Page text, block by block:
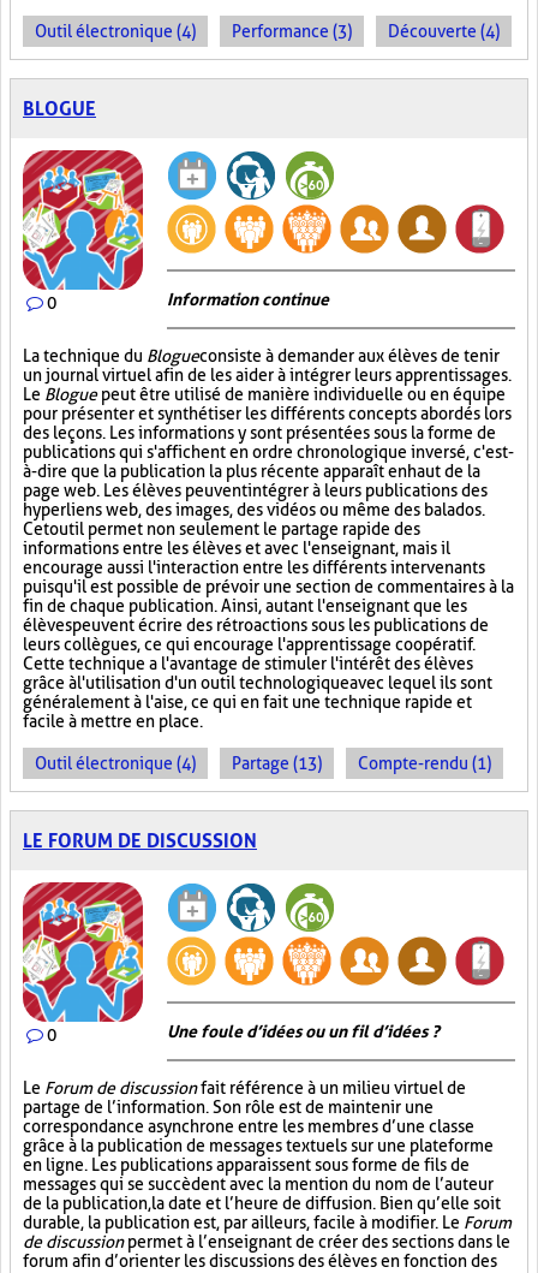
Outil électronique (4) Performance (3) Découverte (4)
BLOGUE
0 Information continue
La technique du Blogueconsiste à demander aux élèves de tenir
un journal virtuel afin de les aider à intégrer leurs apprentissages.
Le Bloguepeut être utilisé de manière individuelle ou en équipe
pour présenter et synthétiser les différents concepts abordés lors
des leçons. Les informations y sont présentées sous la forme de
publications qui s'affichent en ordre chronologique inversé, c'est-
à-dire que la publication la plus récente apparaît en haut de la
page web. Les élèves peuvent intégrer à leurs publications des
hyperliens web, des images, des vidéos ou même des balados.
Cet outil permet non seulement le partage rapide des
informations entre les élèves et avec l'enseignant, mais il
encourage aussi l'interaction entre les différents intervenants
puisqu'il est possible de prévoir une section de commentaires à la
fin de chaque publication. Ainsi, autant l'enseignant que les
élèves peuvent écrire des rétroactions sous les publications de
leurs collègues, ce qui encourage l'apprentissage coopératif.
Cette technique a l'avantage de stimuler l'intérêt des élèves
grâce à l'utilisation d'un outil technologique avec lequel ils sont
généralement à l'aise, ce qui en fait une technique rapide et
facile à mettre en place.
Outil électronique (4) Partage (13) Compte-rendu (1)
LE FORUM DE DISCUSSION
0 Une foule d’idées ou un fil d’idées ?
Le Forum de discussionfait référence à un milieu virtuel de
partage de l’information. Son rôle est de maintenir une
correspondance asynchrone entre les membres d’une classe
grâce à la publication de messages textuels sur une plateforme
en ligne. Les publications apparaissent sous forme de fils de
messages qui se succèdent avec la mention du nom de l’auteur
de la publication, la date et l’heure de diffusion. Bien qu’elle soit
durable, la publication est, par ailleurs, facile à modifier. Le Forum
de discussionpermet à l’enseignant de créer des sections dans le
forum afin d’orienter les discussions des élèves en fonction des